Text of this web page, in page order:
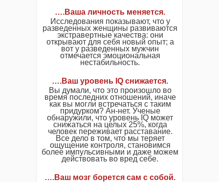
….Ваша личность меняется.
Исследования показывают, что у
разведенных женщины развиваются
экстравертные качества: они
открывают для себя новый опыт; а
вот у разведенных мужчин
отмечается эмоциональная
нестабильность.
….Ваш уровень IQ снижается.
Вы думали, что это произошло во
время последних отношений, иначе
как вы могли встречаться с таким
придурком? Ан-нет. Ученые
обнаружили, что уровень IQ может
снижаться на целых 25%, когда
человек переживает расставание.
Все дело в том, что мы теряет
ощущение контроля, становимся
более импульсивными и даже можем
действовать во вред себе.
….Ваш мозг борется сам с собой.